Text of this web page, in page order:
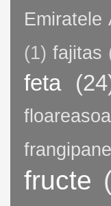
Emiratele
(1) fajitas
feta
frangipane
fructe